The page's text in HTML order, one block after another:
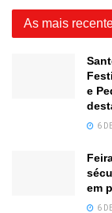
As mais
e
6
em
6